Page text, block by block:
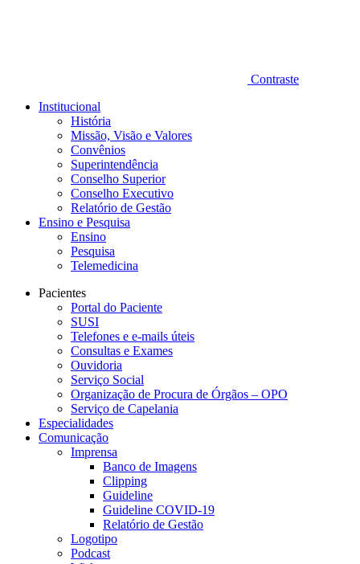
Contraste
Institucional
História
Missão, Visão e Valores
Convênios
Superintendência
Conselho Superior
Conselho Executivo
Relatório de Gestão
Ensino e Pesquisa
Ensino
Pesquisa
Telemedicina
Pacientes
Portal do Paciente
SUSI
Telefones e e-mails úteis
Consultas e Exames
Ouvidoria
Serviço Social
Organização de Procura de Órgãos – OPO
Serviço de Capelania
Especialidades
Comunicação
Imprensa
Banco de Imagens
Clipping
Guideline
Guideline COVID-19
Relatório de Gestão
Logotipo
Podcast